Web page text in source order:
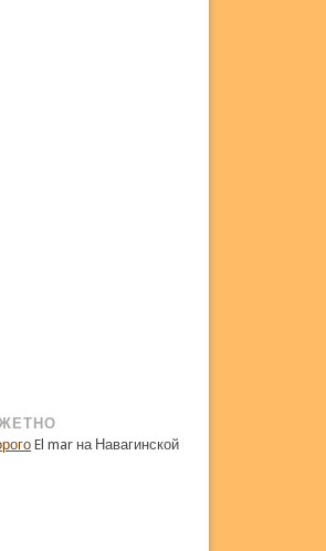
El mar на Навагинской